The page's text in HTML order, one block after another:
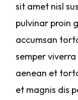
sit amet nisl
pulvinar proin
accumsan
semper
aenean et
et magnis dis